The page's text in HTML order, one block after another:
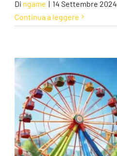
Di ngame | 14 Settembre 2024
Continua a leggere